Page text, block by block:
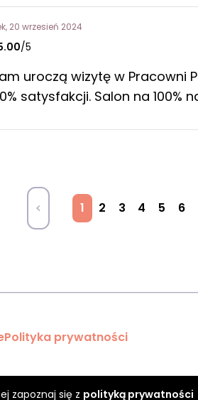
20 wrzesień 2024
/5
uroczą wizytę w Pracowni
satysfakcji. Salon na 100%
1 2 3 4 5 6
zapoznaj się z polityką prywatności
Polityka prywatności